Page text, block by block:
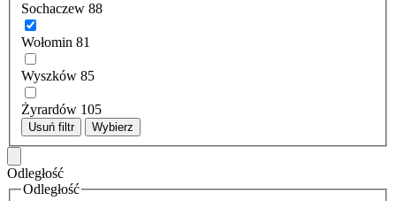
Sochaczew 88
Wołomin 81
Wyszków 85
Żyrardów 105
Usuń filtr Wybierz
Odległość
Odległość